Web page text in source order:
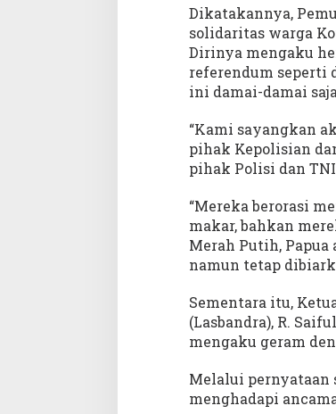
Dikatakannya,
solidaritas warga
Dirinya mengaku
referendum seperti
ini damai-damai
“Kami sayangkan
pihak Kepolisian
pihak Polisi dan
“Mereka berorasi
makar, bahkan
Merah Putih,
namun tetap
Sementara itu,
(Lasbandra), R.
mengaku geram
Melalui pernyataan
menghadapi